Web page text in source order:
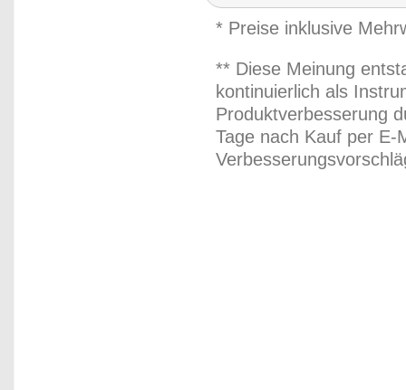
* Preise inklusive
** Diese Meinung
kontinuierlich als
Produktverbesserung
Tage nach Kauf per E-